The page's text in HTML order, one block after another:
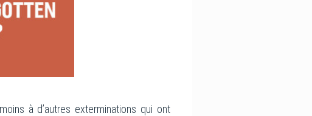
à d’autres exterminations qui ont